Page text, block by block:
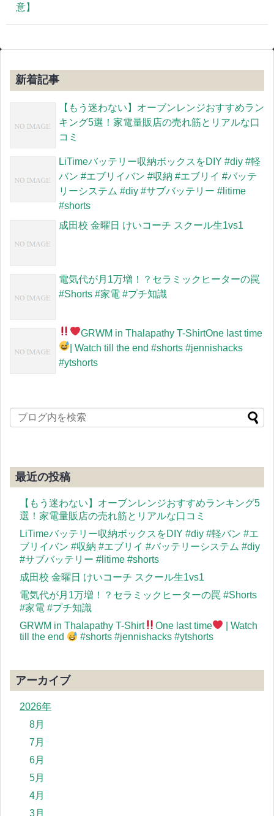
意】
新着記事
【もう迷わない】オーブンレンジおすすめラン
キング5選！家電量販店の売れ筋とリアルな口
コミ
LiTimeバッテリー収納ボックスをDIY #diy #軽
バン #エブリイバン #収納 #エブリイ #バッテ
リーシステム #diy #サブバッテリー #litime
#shorts
成田校 金曜日 けいコーチ スクール生1vs1
電気代が月1万増！？セラミックヒーターの罠
#Shorts #家電 #プチ知識
GRWM in Thalapathy T-ShirtOne last time
| Watch till the end#shorts #jennishacks
#ytshorts
最近の投稿
【もう迷わない】オーブンレンジおすすめランキング5
選！家電量販店の売れ筋とリアルな口コミ
LiTimeバッテリー収納ボックスをDIY #diy #軽バン #エ
ブリイバン #収納 #エブリイ #バッテリーシステム #diy
#サブバッテリー #litime #shorts
成田校 金曜日 けいコーチ スクール生1vs1
電気代が月1万増！？セラミックヒーターの罠 #Shorts
#家電 #プチ知識
GRWM in Thalapathy T-Shirt
One last time
| Watch
till the end
#shorts #jennishacks #ytshorts
アーカイブ
2026年
8月
7月
6月
5月
4月
3月